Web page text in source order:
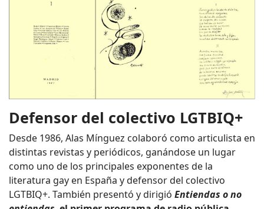
Defensor del colectivo LGTBIQ+
Desde 1986, Alas Mínguez colaboró como articulista en
distintas revistas y periódicos, ganándose un lugar
como uno de los principales exponentes de la
literatura gay en España y defensor del colectivo
LGTBIQ+. También presentó y dirigió Entiendas o no